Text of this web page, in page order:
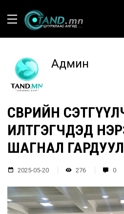
Админ
ӨСВӨРИЙН
ИЛТГЭГЧДЭД
ШАГНАЛ
2025-05-20 276 0